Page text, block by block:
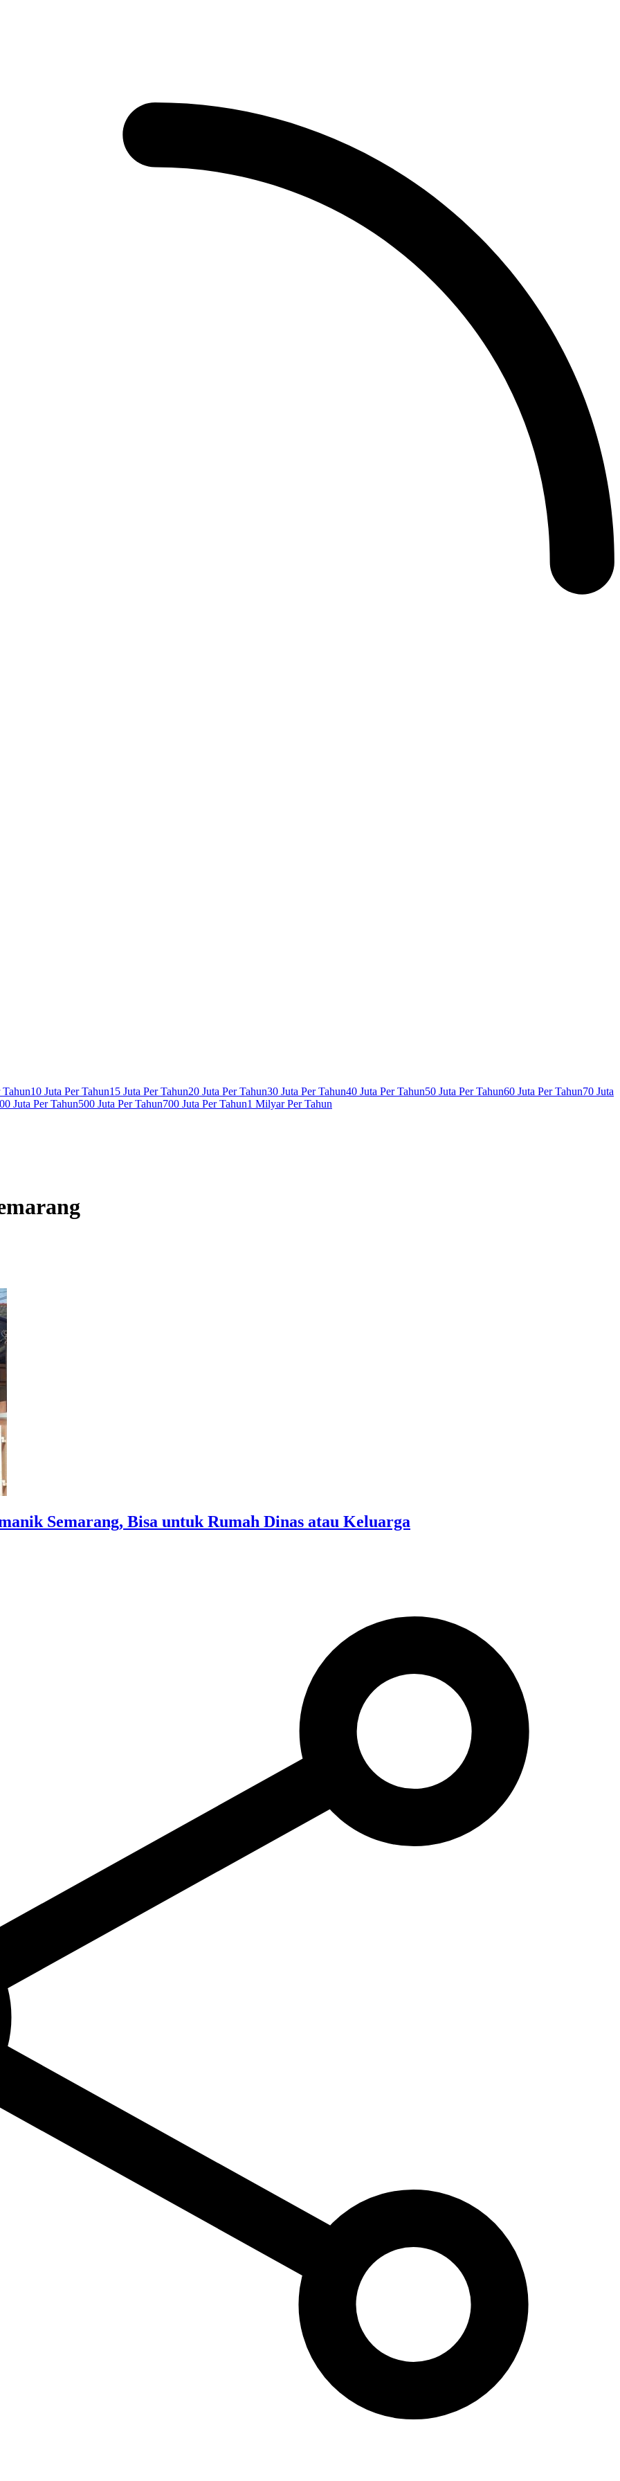
Tahun10 Juta Per Tahun15 Juta Per Tahun20 Juta Per Tahun30 Juta Per Tahun40 Juta Per Tahun50 Juta Per Tahun60 Juta Per Tahun70 Juta
Juta Per Tahun500 Juta Per Tahun700 Juta Per Tahun1 Milyar Per Tahun
Semarang, Bisa untuk Rumah Dinas atau Keluarga